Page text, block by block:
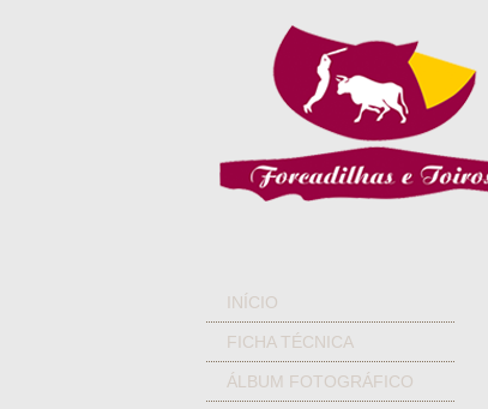
INÍCIO
FICHA TÉCNICA
ÁLBUM FOTOGRÁFICO